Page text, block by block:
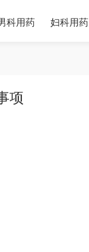
科用药 妇科用药
项